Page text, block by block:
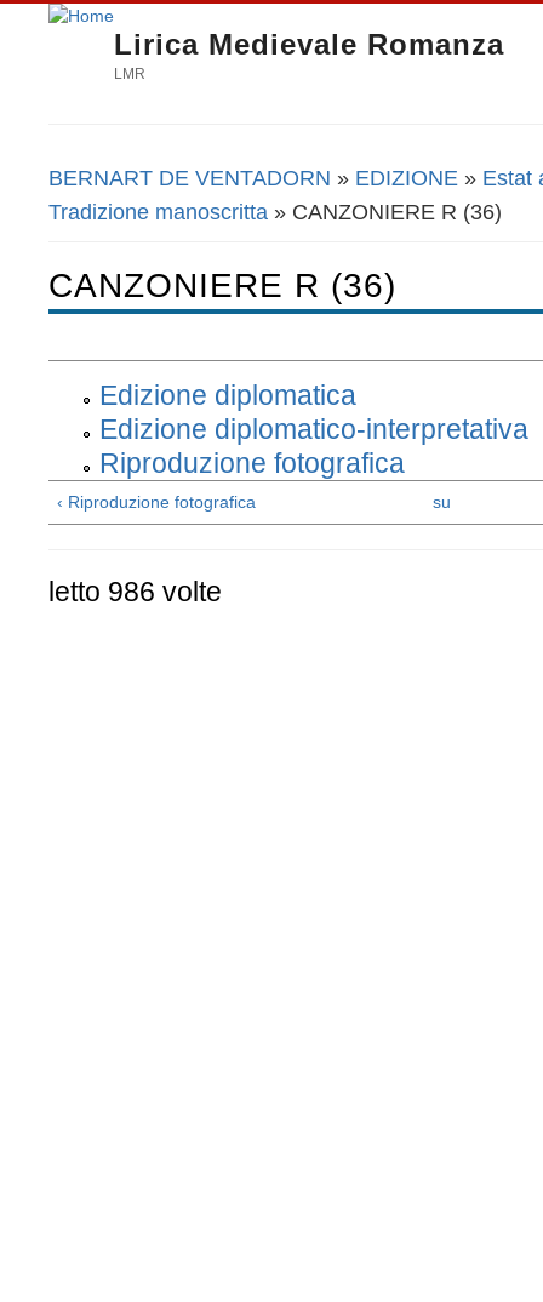
Lirica Medievale Romanza
LMR
Tu sei qui
BERNART DE VENTADORN » EDIZIONE » Estat
Tradizione manoscritta » CANZONIERE R (36)
CANZONIERE R (36)
Edizione diplomatica
Edizione diplomatico-interpretativa
Riproduzione fotografica
‹ Riproduzione fotografica su
letto 986 volte